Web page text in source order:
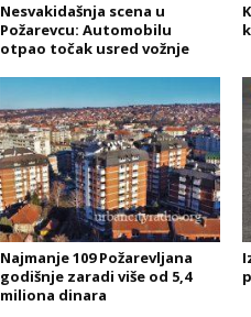
Nesvakidašnja scena u
Požarevcu: Automobilu
otpao točak usred vožnje
Najmanje 109 Požarevljana
godišnje zaradi više od 5,4
miliona dinara